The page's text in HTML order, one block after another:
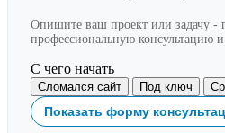
Опишите ваш проект или задачу -
профессиональную консультацию
С чего начать
Сломался сайт Под ключ
Показать форму